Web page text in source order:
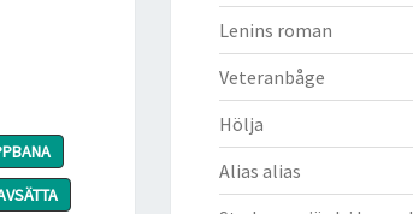
Lenins roman
Veteranbåge
Hölja
Alias alias